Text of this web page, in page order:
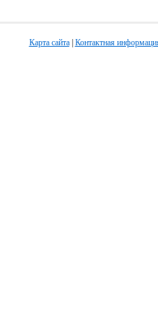
Карта сайта| Контактная